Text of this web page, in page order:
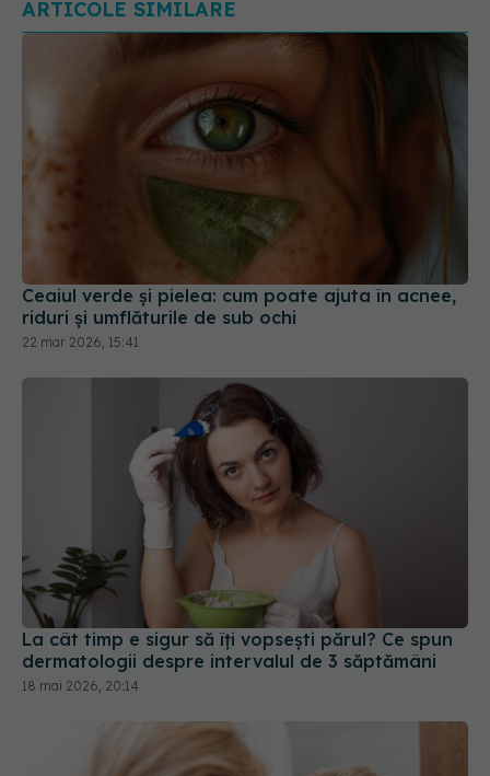
Ceaiul verde și pielea: cum poate ajuta în acnee,
riduri și umflăturile de sub ochi
La cât timp e sigur să îți vopsești părul? Ce spun
dermatologii despre intervalul de 3 săptămâni
18 mai 2026, 20:14